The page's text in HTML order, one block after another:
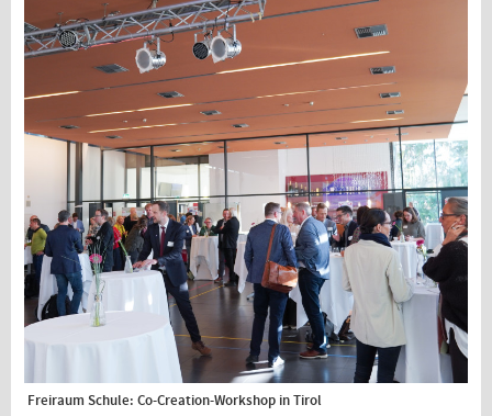
Freiraum Schule: Co-Creation-Workshop in Tirol